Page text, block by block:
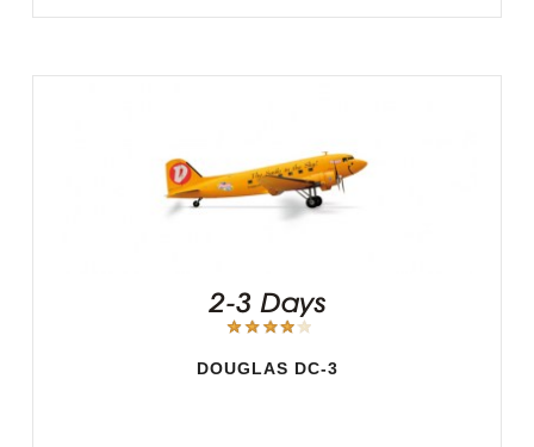
DOUGLAS DC-3